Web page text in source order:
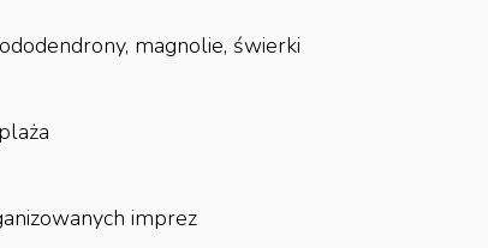
magnolie, świerki
imprez